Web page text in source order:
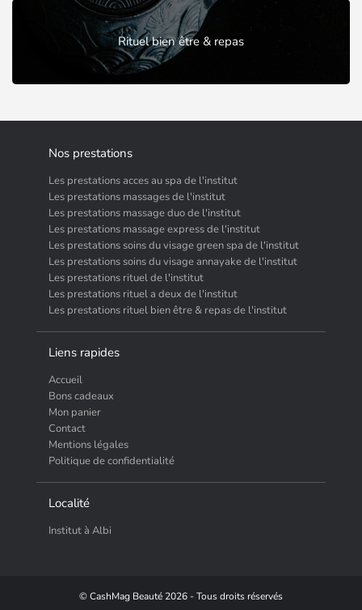
Rituel bien être & repas
Nos prestations
Les prestations acces au spa de l'institut
Les prestations massages de l'institut
Les prestations massage duo de l'institut
Les prestations massage express de l'institut
Les prestations soins du visage green spa de l'institut
Les prestations soins du visage annayake de l'institut
Les prestations rituel de l'institut
Les prestations rituel a deux de l'institut
Les prestations rituel bien être & repas de l'institut
Liens rapides
Accueil
Bons cadeaux
Mon panier
Contact
Mentions légales
Politique de confidentialité
Localité
Institut à Albi
© CashMag Beauté 2026 - Tous droits réservés